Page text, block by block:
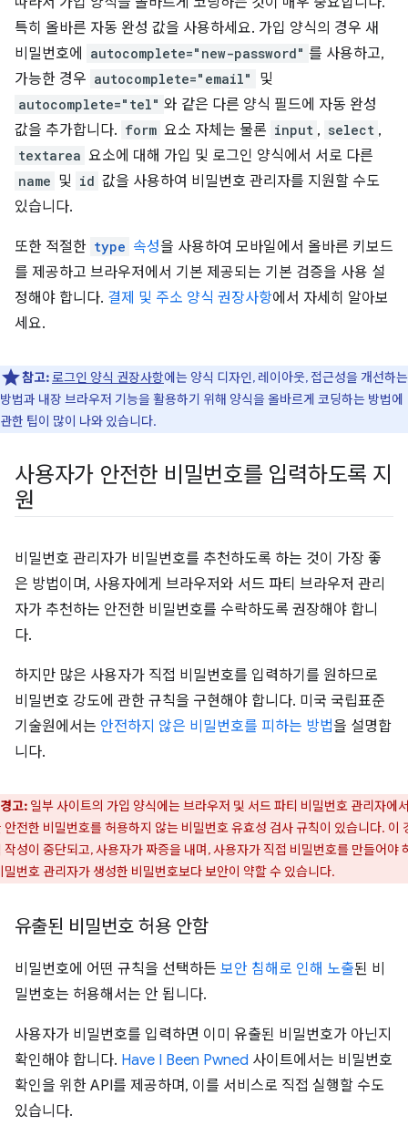
특히 올바른 자동 완성 값을 사용하세요. 가입 양식의 경우 새
비밀번호에
autocomplete="new-password" 를 사용하고,
가능한 경우 autocomplete="email" 및
autocomplete="tel" 와 같은 다른 양식 필드에 자동 완성
값을 추가합니다. form 요소 자체는 물론 input , select ,
textarea 요소에 대해 가입 및 로그인 양식에서 서로 다른
name 및 id 값을 사용하여 비밀번호 관리자를 지원할 수도
있습니다.
또한 적절한 type 속성을 사용하여 모바일에서 올바른 키보드
를 제공하고 브라우저에서 기본 제공되는 기본 검증을 사용 설
정해야 합니다. 결제 및 주소 양식 권장사항에서 자세히 알아보
세요.
참고:로그인 양식 권장사항에는 양식 디자인, 레이아웃, 접근성을 개선하는
방법과 내장 브라우저 기능을 활용하기 위해 양식을 올바르게 코딩하는 방법에
관한 팁이 많이 나와 있습니다.
사용자가 안전한 비밀번호를 입력하도록 지
원
비밀번호 관리자가 비밀번호를 추천하도록 하는 것이 가장 좋
은 방법이며, 사용자에게 브라우저와 서드 파티 브라우저 관리
자가 추천하는 안전한 비밀번호를 수락하도록 권장해야 합니
다.
하지만 많은 사용자가 직접 비밀번호를 입력하기를 원하므로
비밀번호 강도에 관한 규칙을 구현해야 합니다. 미국 국립표준
기술원에서는 안전하지 않은 비밀번호를 피하는 방법을 설명합
니다.
경고: 일부 사이트의 가입 양식에는 브라우저 및 서드 파티 비밀번호 관리자에
안전한 비밀번호를 허용하지 않는 비밀번호 유효성 검사 규칙이 있습니다. 이
작성이 중단되고, 사용자가 짜증을 내며, 사용자가 직접 비밀번호를 만들어야
밀번호 관리자가 생성한 비밀번호보다 보안이 약할 수 있습니다.
유출된 비밀번호 허용 안함
비밀번호에 어떤 규칙을 선택하든 보안 침해로 인해 노출된 비
밀번호는 허용해서는 안 됩니다.
사용자가 비밀번호를 입력하면 이미 유출된 비밀번호가 아닌지
확인해야 합니다. Have I Been Pwned 사이트에서는 비밀번호
확인을 위한 API를 제공하며, 이를 서비스로 직접 실행할 수도
있습니다.